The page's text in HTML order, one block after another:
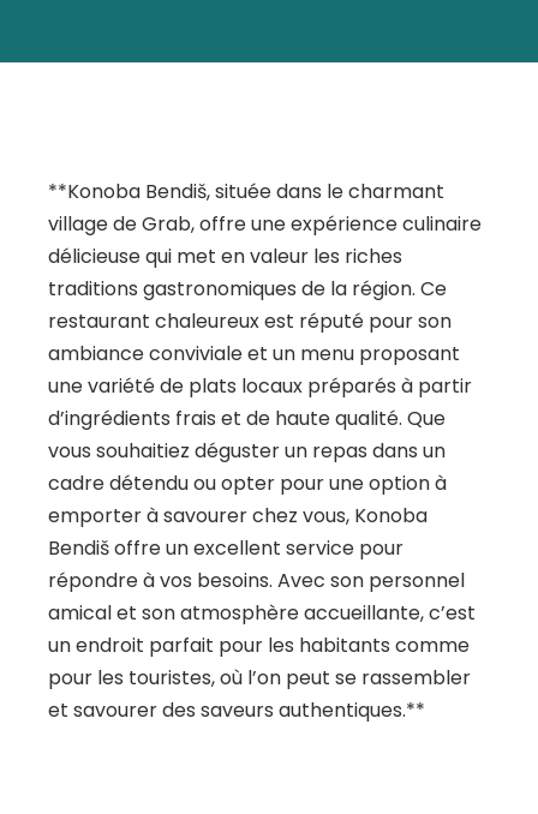
**Konoba Bendiš, située dans le charmant
village de Grab, offre une expérience culinaire
délicieuse qui met en valeur les riches
traditions gastronomiques de la région. Ce
restaurant chaleureux est réputé pour son
ambiance conviviale et un menu proposant
une variété de plats locaux préparés à partir
d’ingrédients frais et de haute qualité. Que
vous souhaitiez déguster un repas dans un
cadre détendu ou opter pour une option à
emporter à savourer chez vous, Konoba
Bendiš offre un excellent service pour
répondre à vos besoins. Avec son personnel
amical et son atmosphère accueillante, c’est
un endroit parfait pour les habitants comme
pour les touristes, où l’on peut se rassembler
et savourer des saveurs authentiques.**